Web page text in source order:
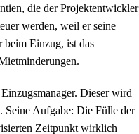
die der Projektentwickler
werden, weil er seine
beim Einzug, ist das
Dieser wird
Seine Aufgabe: Die Fülle der
Zeitpunkt wirklich